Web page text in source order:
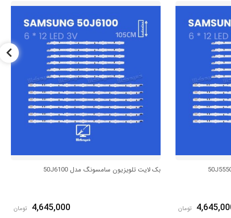
تومان
بک لایت تلویزیون سامسونگ مدل 50J6100
4,645,000 تومان